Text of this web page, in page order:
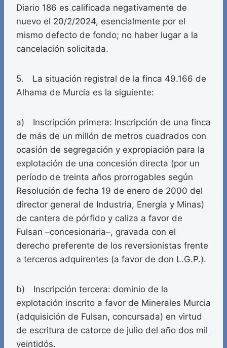
Diario 186 es calificada negativamente de
nuevo el 20/2/2024, esencialmente por el
mismo defecto de fondo; no haber lugar a la
cancelación solicitada.
5. La situación registral de la finca 49.166 de
Alhama de Murcia es la siguiente:
a) Inscripción primera: Inscripción de una finca
de más de un millón de metros cuadrados con
ocasión de segregación y expropiación para la
explotación de una concesión directa (por un
período de treinta años prorrogables según
Resolución de fecha 19 de enero de 2000 del
director general de Industria, Energía y Minas)
de cantera de pórfido y caliza a favor de
Fulsan –concesionaria–, gravada con el
derecho preferente de los reversionistas frente
a terceros adquirentes (a favor de don L.G.P.).
b) Inscripción tercera: dominio de la
explotación inscrito a favor de Minerales Murcia
(adquisición de Fulsan, concursada) en virtud
de escritura de catorce de julio del año dos mil
veintidós.